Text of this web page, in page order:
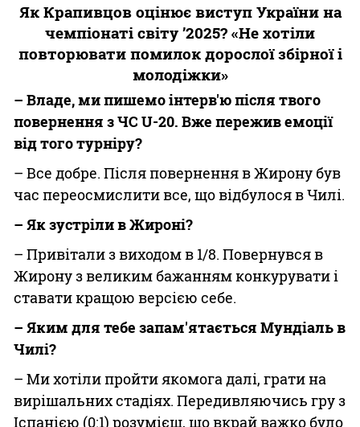
Як Крапивцов оцінює виступ України на
чемпіонаті світу ’2025? «Не хотіли
повторювати помилок дорослої збірної і
молодіжки»
– Владе, ми пишемо інтерв'ю після твого
повернення з ЧС U-20. Вже пережив емоції
від того турніру?
– Все добре. Після повернення в Жирону був
час переосмислити все, що відбулося в Чилі.
– Як зустріли в Жироні?
– Привітали з виходом в 1/8. Повернувся в
Жирону з великим бажанням конкурувати і
ставати кращою версією себе.
– Яким для тебе запам'ятається Мундіаль в
Чилі?
– Ми хотіли пройти якомога далі, грати на
вирішальних стадіях. Передивляючись гру з
Іспанією (0:1) розумієш, що вкрай важко було